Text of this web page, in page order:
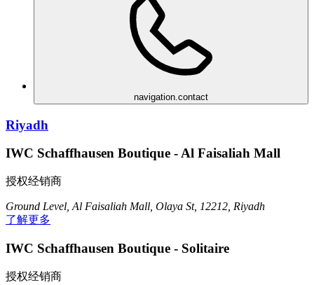
navigation.contact
Riyadh
IWC Schaffhausen Boutique - Al Faisaliah Mall
授权经销商
Ground Level, Al Faisaliah Mall, Olaya St, 12212, Riyadh
了解更多
IWC Schaffhausen Boutique - Solitaire
授权经销商